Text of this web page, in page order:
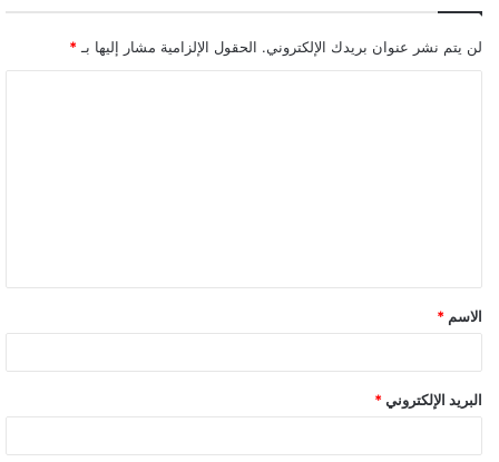
لن يتم نشر عنوان بريدك الإلكتروني. الحقول الإلزامية مشار إليها بـ *
ق
*
الاسم *
البريد الإلكتروني *